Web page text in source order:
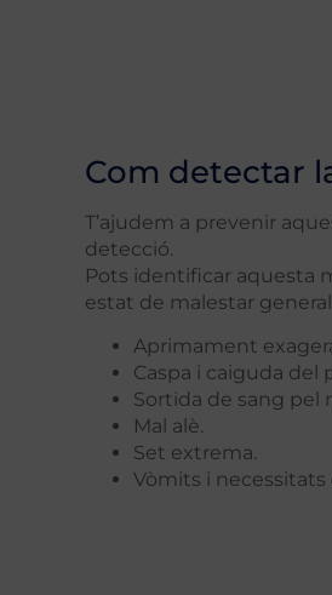
Com detectar
T’ajudem a prevenir
detecció.
Pots identificar aquesta
estat de malestar
Aprimament
Caspa i caiguda del
Sortida de sang pel
Mal alè.
Set extrema.
Vòmits i necessitats